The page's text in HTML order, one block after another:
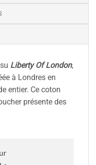
Liberty Of London,
à Londres en
entier. Ce coton
présente des